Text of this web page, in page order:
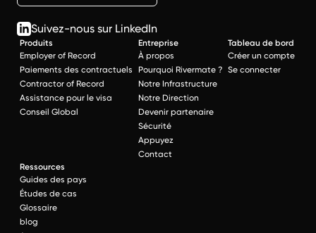
Suivez-nous sur LinkedIn
Produits
Employer of Record
Paiements des contractuels
Contractor of Record
Assistance pour le visa
Conseil Global
Entreprise
À propos
Pourquoi Rivermate ?
Notre Infrastructure
Notre Direction
Devenir partenaire
Sécurité
Appuyez
Contact
Tableau de bord
Créer un compte
Se connecter
Ressources
Guides des pays
Études de cas
Glossaire
blog